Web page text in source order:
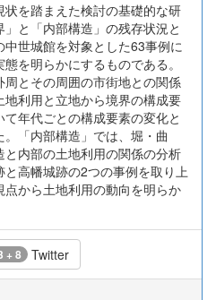
を踏まえた検討の基礎的な研
と「内部構造」の残存状況と
世城館を対象とした63事例に
を明らかにするものである。
周とその周囲の市街地との関係
利用と立地から境界の構成要
年代ごとの構成要素の変化と
「内部構造」では、堀・曲
内部の土地利用の関係の分析
高幡城跡の2つの事例を取り上
から土地利用の動向を明らか
+ 8 Twitter